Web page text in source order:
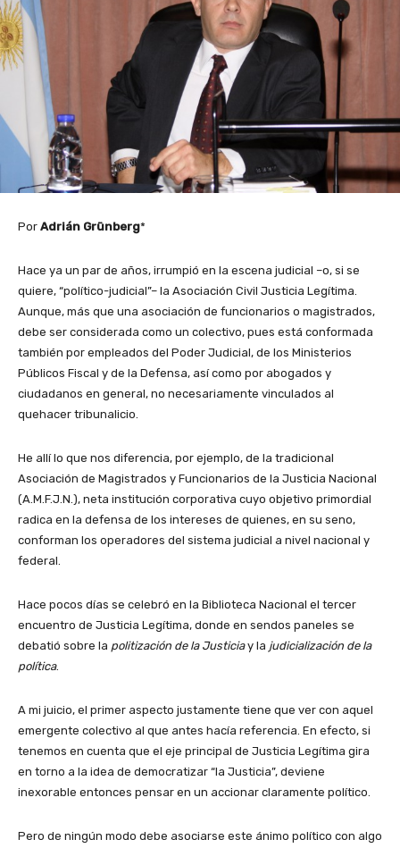
Por Adrián Grünberg*
Hace ya un par de años, irrumpió en la escena judicial –o, si se
quiere, “político-judicial”– la Asociación Civil Justicia Legítima.
Aunque, más que una asociación de funcionarios o magistrados,
debe ser considerada como un colectivo, pues está conformada
también por empleados del Poder Judicial, de los Ministerios
Públicos Fiscal y de la Defensa, así como por abogados y
ciudadanos en general, no necesariamente vinculados al
quehacer tribunalicio.
He allí lo que nos diferencia, por ejemplo, de la tradicional
Asociación de Magistrados y Funcionarios de la Justicia Nacional
(A.M.F.J.N.), neta institución corporativa cuyo objetivo primordial
radica en la defensa de los intereses de quienes, en su seno,
conforman los operadores del sistema judicial a nivel nacional y
federal.
Hace pocos días se celebró en la Biblioteca Nacional el tercer
encuentro de Justicia Legítima, donde en sendos paneles se
debatió sobre la politización de la Justiciay la judicialización de la
política.
A mi juicio, el primer aspecto justamente tiene que ver con aquel
emergente colectivo al que antes hacía referencia. En efecto, si
tenemos en cuenta que el eje principal de Justicia Legítima gira
en torno a la idea de democratizar “la Justicia”, deviene
inexorable entonces pensar en un accionar claramente político.
Pero de ningún modo debe asociarse este ánimo político con algo